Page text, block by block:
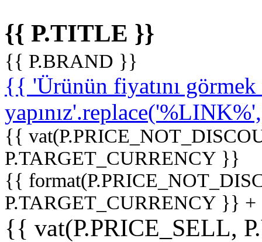
{{ P.TITLE }}
{{ P.BRAND }}
{{ 'Ürünün fiyatını
{{
P.TARGET_CURRENCY }}
{{
P.TARGET_CURRENCY }}
{{ vat(P.PRICE_SELL,